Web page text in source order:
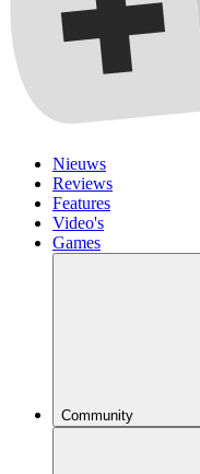
Nieuws
Reviews
Features
Video's
Games
Community